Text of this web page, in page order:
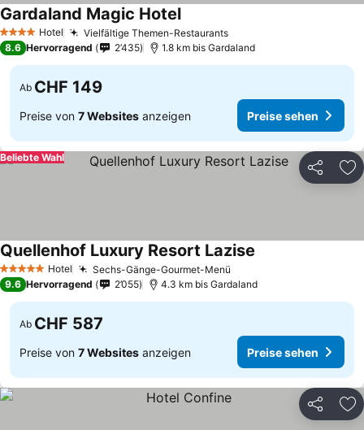
4 Sterne Hotel Vielfältige Themen-Restaurants
Gardaland Magic Hotel
8.6 Hervorragend 2’435 1.8 km bis Gardaland
Ab CHF 149
Preise von 7 Websites anzeigen Preise sehen
Teilen
Beliebte Wahl
5 Sterne Hotel Sechs-Gänge-Gourmet-Menü
Quellenhof Luxury Resort Lazise
9.6 Hervorragend 2’055 4.3 km bis Gardaland
Ab CHF 587
Preise von 7 Websites anzeigen Preise sehen
Teilen